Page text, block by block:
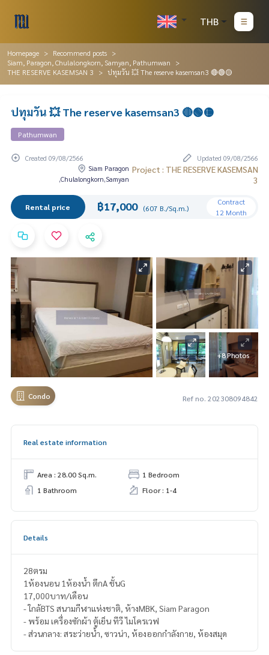
THB
Homepage
Recommend posts
Siam, Paragon, Chulalongkorn, Samyan, Pathumwan
THE RESERVE KASEMSAN 3
ปทุมวัน 💥 The reserve kasemsan3 🔴🟢🟡
ปทุมวัน 💥 The reserve kasemsan3 🔴🟢🟡
Pathumwan
Created 09/08/2566
Updated 09/08/2566
Siam Paragon
,Chulalongkorn,Samyan
Project : THE RESERVE KASEMSAN
3
Rental price ฿17,000 (607 B./Sq.m.)
Contract
12 Month
+8 Photos
Condo Ref no. 202308094842
Real estate information
Area : 28.00 Sq.m.
1 Bedroom
1 Bathroom
Floor : 1-4
Details
28ตรม
1ห้องนอน 1ห้องน้ำ ตึกA ชั้นG
17,000บาท/เดือน
- ใกล้BTS สนามกีฬาแห่งชาติ, ห้างMBK, Siam Paragon
- พร้อม เครื่องซักผ้า ตู้เย็น ทีวี ไมโครเวฟ
- ส่วนกลาง: สระว่ายน้ำ, ซาวน่า, ห้องออกกำลังกาย, ห้องสมุด